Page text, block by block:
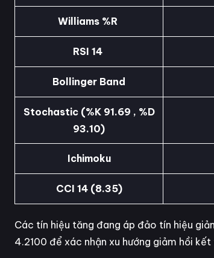
Williams %R
RSI 14
Bollinger Band
Stochastic (%K 91.69 , %D
93.10)
Ichimoku
CCI 14 (8.35)
Các tín hiệu tăng đang áp đảo tín hiệu
4.2100 để xác nhận xu hướng giảm hồi